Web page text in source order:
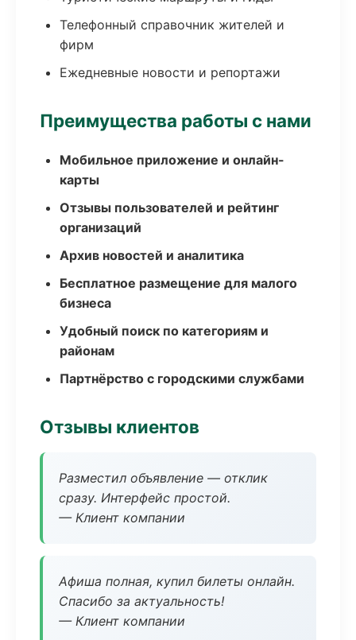
Телефонный справочник жителей и
фирм
Ежедневные новости и репортажи
Преимущества работы с нами
Мобильное приложение и онлайн-
карты
Отзывы пользователей и рейтинг
организаций
Архив новостей и аналитика
Бесплатное размещение для малого
бизнеса
Удобный поиск по категориям и
районам
Партнёрство с городскими службами
Отзывы клиентов
Разместил объявление — отклик
сразу. Интерфейс простой.
— Клиент компании
Афиша полная, купил билеты онлайн.
Спасибо за актуальность!
— Клиент компании